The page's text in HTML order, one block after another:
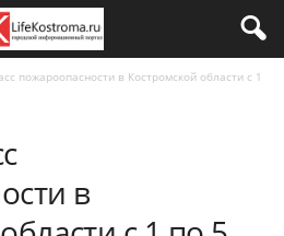
пожароопасности в Костромской области с 1
в